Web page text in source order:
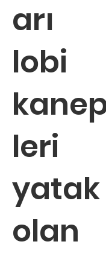
arı
lobi
leri
yatak
olan